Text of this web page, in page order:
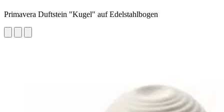
Primavera Duftstein "Kugel" auf Edelstahlbogen